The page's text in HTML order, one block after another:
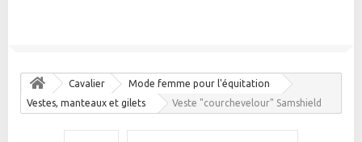
Cavalier
Mode femme pour l'équitation
Vestes, manteaux et gilets
Veste "courchevelour" Samshield